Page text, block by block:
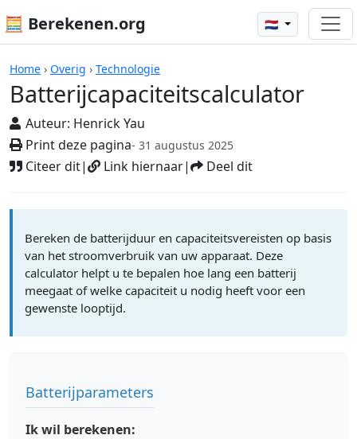
🧮 Berekenen.org 🇳🇱
Home › Overig › Technologie
Batterijcapaciteitscalculator
Auteur: Henrick Yau
Print deze pagina- 31 augustus 2025
Citeer dit| Link hiernaar| Deel dit
Rekenmachines
Bereken de batterijduur en capaciteitsvereisten op basis
van het stroomverbruik van uw apparaat. Deze
calculator helpt u te bepalen hoe lang een batterij
meegaat of welke capaciteit u nodig heeft voor een
gewenste looptijd.
Batterijparameters
Ik wil berekenen: